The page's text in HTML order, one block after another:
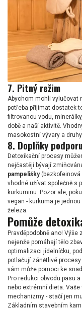
7. Pitný režim
Abychom mohli vylučovat
potřeba přijímat dostatek
filtrovanou vodu,
době a naší aktivitě.
masokostní vývary a
8. Doplňky
Detoxikační procesy
nejčastěji bývají
pampelišky(bezkofeinová
vhodné užívat společně s
kurkuminu. Pozor ale,
vegan - kurkuma je
železa.
Pomůže
Pravděpodobně ano!
nejenže pomáhají tělo
optimalizaci jídelníčku,
potlačují zánětlivé
vám může pomoci ke
Pro redukci obvodu pasu
nebo extrémní dieta.
mechanizmy - stačí jen
Základním stavebním